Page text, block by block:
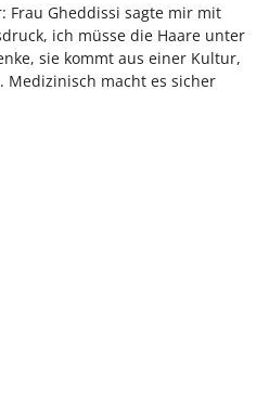
Frau Gheddissi sagte mir mit
ich müsse die Haare unter
sie kommt aus einer Kultur,
Medizinisch macht es sicher